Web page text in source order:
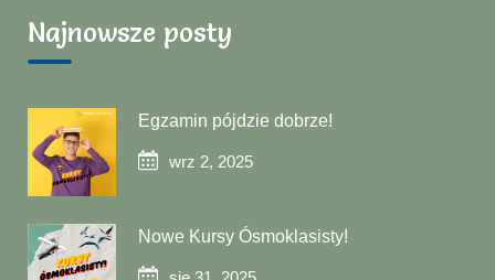
Najnowsze posty
Egzamin pójdzie dobrze!
wrz 2, 2025
Nowe Kursy Ósmoklasisty!